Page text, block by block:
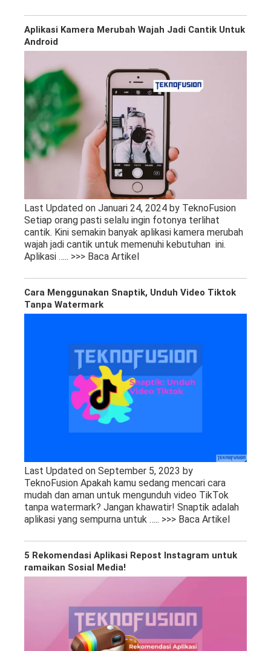
Aplikasi Kamera Merubah Wajah Jadi Cantik Untuk
Android
Last Updated on Januari 24, 2024 by TeknoFusion
Setiap orang pasti selalu ingin fotonya terlihat
cantik. Kini semakin banyak aplikasi kamera merubah
wajah jadi cantik untuk memenuhi kebutuhan ini.
Aplikasi ….. >>> Baca Artikel
Cara Menggunakan Snaptik, Unduh Video Tiktok
Tanpa Watermark
Last Updated on September 5, 2023 by
TeknoFusion Apakah kamu sedang mencari cara
mudah dan aman untuk mengunduh video TikTok
tanpa watermark? Jangan khawatir! Snaptik adalah
aplikasi yang sempurna untuk ….. >>> Baca Artikel
5 Rekomendasi Aplikasi Repost Instagram untuk
ramaikan Sosial Media!